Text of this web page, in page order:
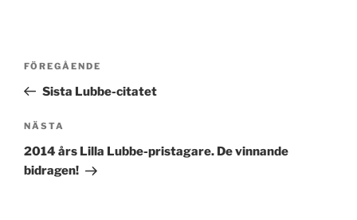
Inläggsnavigering
Föregående
inlägg
FÖREGÅENDE
Sista Lubbe-citatet
Nästa
inlägg
NÄSTA
2014 års Lilla Lubbe-pristagare. De vinnande
bidragen!